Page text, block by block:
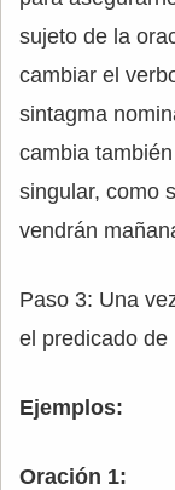
sujeto de la
cambiar el
sintagma
cambia
singular, como
vendrán
Paso 3: Una
el predicado de
Ejemplos:
Oración 1: